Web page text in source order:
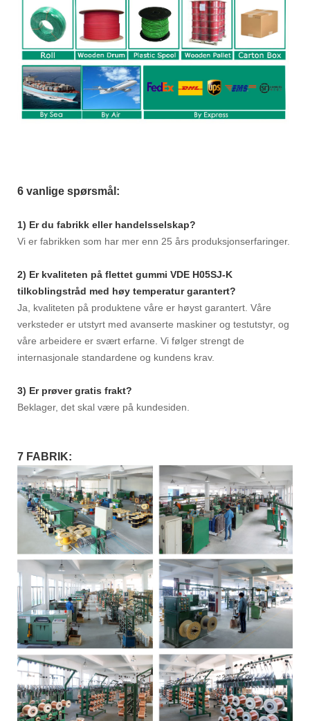
6 vanlige spørsmål:
1) Er du fabrikk eller handelsselskap?
Vi er fabrikken som har mer enn 25 års produksjonserfaringer.
2) Er kvaliteten på flettet gummi VDE H05SJ-K
tilkoblingstråd med høy temperatur garantert?
Ja, kvaliteten på produktene våre er høyst garantert. Våre
verksteder er utstyrt med avanserte maskiner og testutstyr, og
våre arbeidere er svært erfarne. Vi følger strengt de
internasjonale standardene og kundens krav.
3) Er prøver gratis frakt?
Beklager, det skal være på kundesiden.
7 FABRIK: